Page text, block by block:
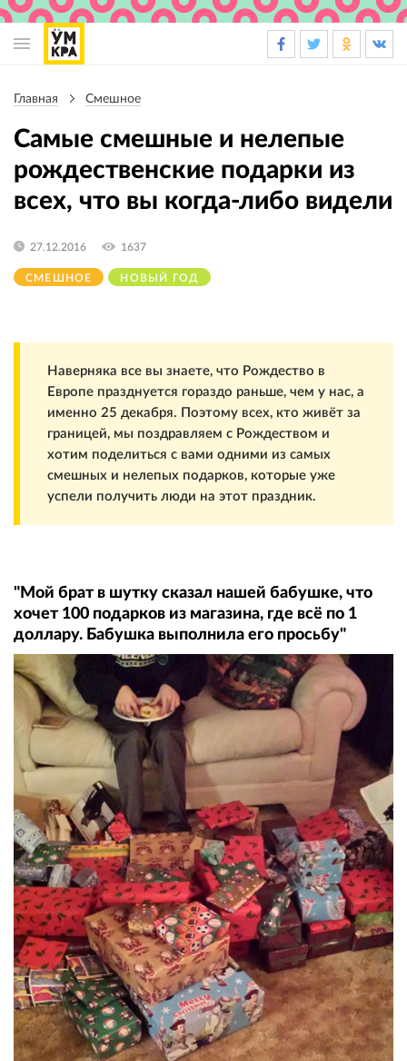
навигации
Главная Смешное
Самые смешные и нелепые
рождественские подарки из
всех, что вы когда-либо видели
СМЕШНОЕ НОВЫЙ ГОД
27.12.2016 1637
Наверняка все вы знаете, что Рождество в
Европе празднуется гораздо раньше, чем у нас, а
именно 25 декабря. Поэтому всех, кто живёт за
границей, мы поздравляем с Рождеством и
хотим поделиться с вами одними из самых
смешных и нелепых подарков, которые уже
успели получить люди на этот праздник.
"Мой брат в шутку сказал нашей бабушке, что
хочет 100 подарков из магазина, где всё по 1
доллару. Бабушка выполнила его просьбу"